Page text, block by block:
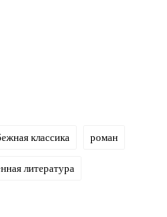
классика роман
литература